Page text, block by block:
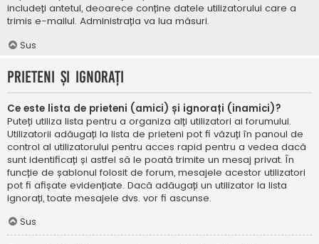
includeți antetul, deoarece conține datele utilizatorului care a
trimis e-mailul. Administrația va lua măsuri.
Sus
Prieteni și ignorați
Ce este lista de prieteni (amici) și ignorați (inamici)?
Puteți utiliza lista pentru a organiza alți utilizatori ai forumului.
Utilizatorii adăugați la lista de prieteni pot fi văzuți în panoul de
control al utilizatorului pentru acces rapid pentru a vedea dacă
sunt identificați și astfel să le poată trimite un mesaj privat. În
funcție de șablonul folosit de forum, mesajele acestor utilizatori
pot fi afișate evidențiate. Dacă adăugați un utilizator la lista
ignorați, toate mesajele dvs. vor fi ascunse.
Sus